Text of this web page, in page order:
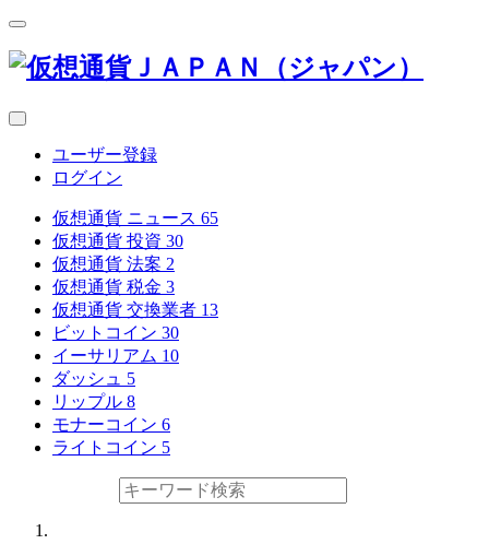
ユーザー登録
ログイン
仮想通貨 ニュース 65
仮想通貨 投資 30
仮想通貨 法案 2
仮想通貨 税金 3
仮想通貨 交換業者 13
ビットコイン 30
イーサリアム 10
ダッシュ 5
リップル 8
モナーコイン 6
ライトコイン 5